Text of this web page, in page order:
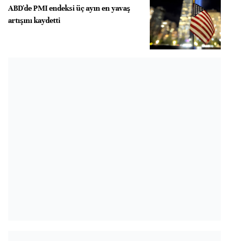
ABD'de PMI endeksi üç ayın en yavaş
artışını kaydetti